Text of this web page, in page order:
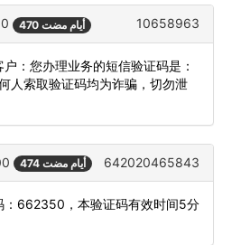
470 أيام مضت 10658963
户：您办理业务的短信验证码是：
人索取验证码均为诈骗，切勿泄
474 أيام مضت 642020465843
：662350，本验证码有效时间5分